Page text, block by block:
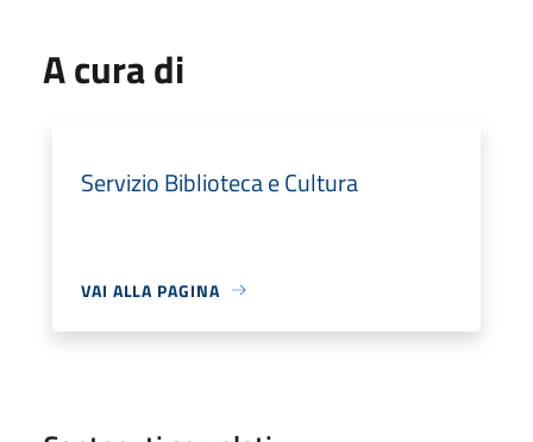
A cura di
Servizio Biblioteca e Cultura
VAI ALLA PAGINA